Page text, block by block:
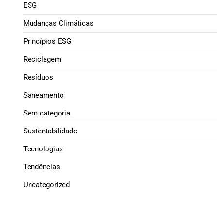
ESG
Mudanças Climáticas
Princípios ESG
Reciclagem
Resíduos
Saneamento
Sem categoria
Sustentabilidade
Tecnologias
Tendências
Uncategorized